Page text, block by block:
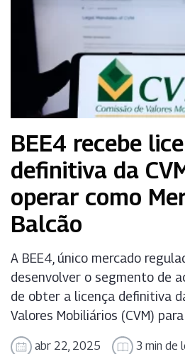
BEE4 recebe
definitiva da
operar como
Balcão
A BEE4, único mercado
desenvolver o segmento de
de obter a licença definitiva
Valores Mobiliários (CVM)
abr 22, 2025 3 min de